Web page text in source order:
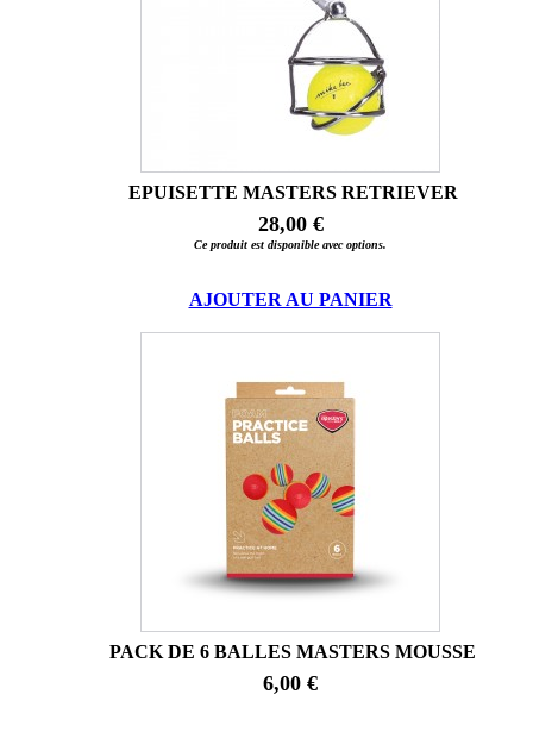
EPUISETTE MASTERS RETRIEVER
28,00 €
Ce produit est disponible avec options.
AJOUTER AU PANIER
PACK DE 6 BALLES MASTERS MOUSSE
6,00 €